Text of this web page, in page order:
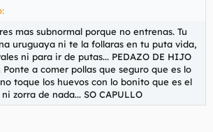
mas subnormal porque no entrenas. Tu
uruguaya ni te la follaras en tu puta vida,
ni para ir de putas... PEDAZO DE HIJO
Ponte a comer pollas que seguro que es lo
toque los huevos con lo bonito que es el
zorra de nada... SO CAPULLO